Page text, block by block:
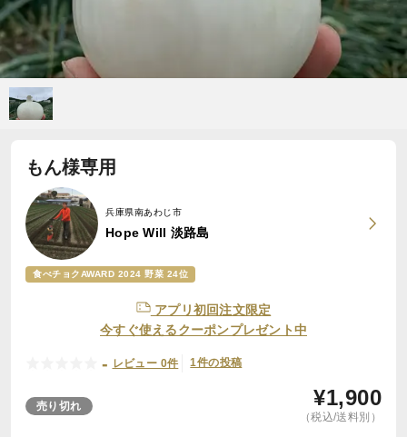
もん様専用
兵庫県南あわじ市
Hope Will 淡路島
食べチョクAWARD 2024 野菜 24位
アプリ初回注文限定
今すぐ使えるクーポンプレゼント中
- レビュー 0件 1件の投稿
売り切れ ¥1,900
（税込/送料別）